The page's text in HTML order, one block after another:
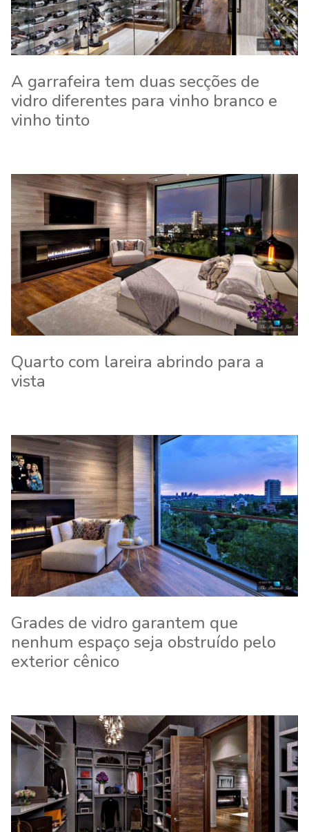
A garrafeira tem duas secções de
vidro diferentes para vinho branco e
vinho tinto
Quarto com lareira abrindo para a
vista
Grades de vidro garantem que
nenhum espaço seja obstruído pelo
exterior cênico